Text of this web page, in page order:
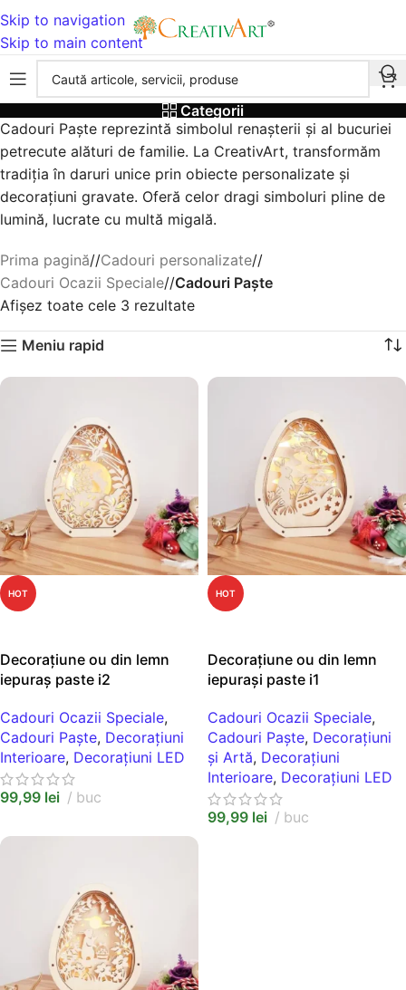
Skip to navigation
Skip to main content
Categorii
Cadouri Paște reprezintă simbolul renașterii și al bucuriei
petrecute alături de familie. La CreativArt, transformăm
tradiția în daruri unice prin obiecte personalizate și
decorațiuni gravate. Oferă celor dragi simboluri pline de
lumină, lucrate cu multă migală.
Prima pagină/ Cadouri personalizate/
Cadouri Ocazii Speciale/ Cadouri Paște
Afișez toate cele 3 rezultate
Meniu rapid
HOT
Decorațiune ou din lemn
iepuraș paste i2
Cadouri Ocazii Speciale,
Cadouri Paște, Decorațiuni
Interioare, Decorațiuni LED
99,99 lei buc
HOT
Decorațiune ou din lemn
iepurași paste i1
Cadouri Ocazii Speciale,
Cadouri Paște, Decorațiuni
și Artă, Decorațiuni
Interioare, Decorațiuni LED
99,99 lei buc